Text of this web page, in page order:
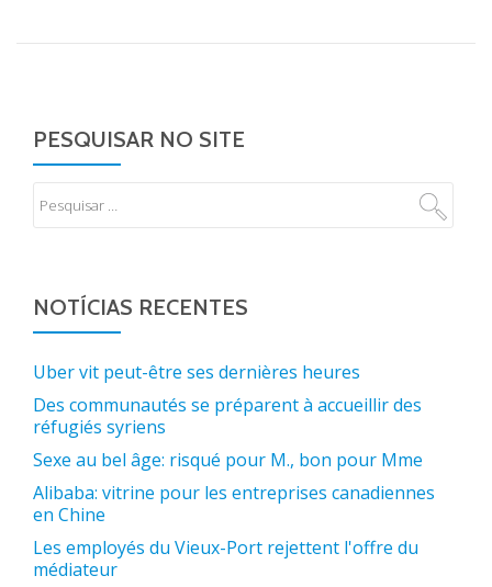
PESQUISAR NO SITE
NOTÍCIAS RECENTES
Uber vit peut-être ses dernières heures
Des communautés se préparent à accueillir des
réfugiés syriens
Sexe au bel âge: risqué pour M., bon pour Mme
Alibaba: vitrine pour les entreprises canadiennes
en Chine
Les employés du Vieux-Port rejettent l'offre du
médiateur